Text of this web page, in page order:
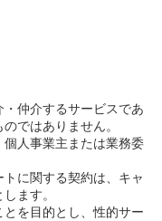
仲介するサービスであ
ではありません。
人事業主または業務委
に関する契約は、キャ
ます。
を目的とし、性的サー